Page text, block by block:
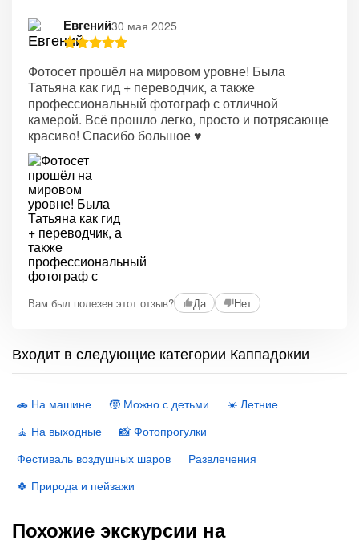
Евгений30 мая 2025
Фотосет прошёл на мировом уровне! Была
Татьяна как гид + переводчик, а также
профессиональный фотограф с отличной
камерой. Всё прошло легко, просто и потрясающе
красиво! Спасибо большое ♥️
Вам был полезен этот отзыв? Да Нет
Входит в следующие категории Каппадокии
🚗 На машине 🧒 Можно с детьми
☀️ Летние
🧘 На выходные
📸 Фотопрогулки
Фестиваль воздушных шаров
Развлечения
🍀 Природа и пейзажи
Похожие экскурсии на